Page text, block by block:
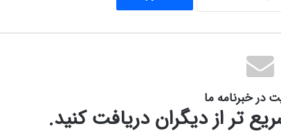
در خبرنامه ما
تر از دیگران دریافت کنید.